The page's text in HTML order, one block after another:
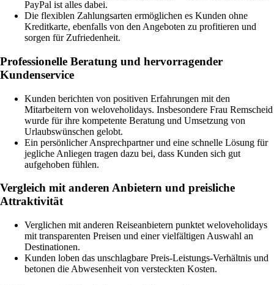
PayPal ist alles dabei.
Die flexiblen Zahlungsarten ermöglichen es Kunden ohne
Kreditkarte, ebenfalls von den Angeboten zu profitieren und
sorgen für Zufriedenheit.
Professionelle Beratung und hervorragender
Kundenservice
Kunden berichten von positiven Erfahrungen mit den
Mitarbeitern von weloveholidays. Insbesondere Frau Remscheid
wurde für ihre kompetente Beratung und Umsetzung von
Urlaubswünschen gelobt.
Ein persönlicher Ansprechpartner und eine schnelle Lösung für
jegliche Anliegen tragen dazu bei, dass Kunden sich gut
aufgehoben fühlen.
Vergleich mit anderen Anbietern und preisliche
Attraktivität
Verglichen mit anderen Reiseanbietern punktet weloveholidays
mit transparenten Preisen und einer vielfältigen Auswahl an
Destinationen.
Kunden loben das unschlagbare Preis-Leistungs-Verhältnis und
betonen die Abwesenheit von versteckten Kosten.